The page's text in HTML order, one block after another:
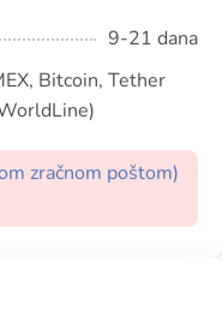
9-21 dana
Bitcoin, Tether
zračnom poštom)